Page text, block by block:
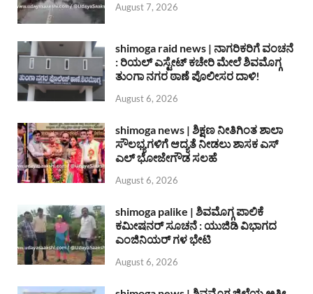
August 7, 2026
shimoga raid news | ನಾಗರಿಕರಿಗೆ ವಂಚನೆ
: ರಿಯಲ್ ಎಸ್ಟೇಟ್ ಕಚೇರಿ ಮೇಲೆ ಶಿವಮೊಗ್ಗ
ತುಂಗಾ ನಗರ ಠಾಣೆ ಪೊಲೀಸರ ದಾಳಿ!
August 6, 2026
shimoga news | ಶಿಕ್ಷಣ ನೀತಿಗಿಂತ ಶಾಲಾ
ಸೌಲಭ್ಯಗಳಿಗೆ ಆದ್ಯತೆ ನೀಡಲು ಶಾಸಕ ಎಸ್
ಎಲ್ ಭೋಜೇಗೌಡ ಸಲಹೆ
August 6, 2026
shimoga palike | ಶಿವಮೊಗ್ಗ ಪಾಲಿಕೆ
ಕಮೀಷನರ್ ಸೂಚನೆ : ಯುಜಿಡಿ ವಿಭಾಗದ
ಎಂಜಿನಿಯರ್ ಗಳ ಭೇಟಿ
August 6, 2026